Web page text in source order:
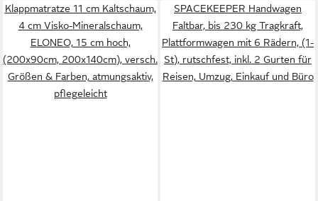
Klappmatratze 11 cm Kaltschaum,
4 cm Visko-Mineralschaum,
ELONEO, 15 cm hoch,
(200x90cm, 200x140cm), versch.
Größen & Farben, atmungsaktiv,
pflegeleicht
SPACEKEEPER Handwagen
Faltbar, bis 230 kg Tragkraft,
Plattformwagen mit 6 Rädern, (1-
St), rutschfest, inkl. 2 Gurten für
Reisen, Umzug, Einkauf und Büro